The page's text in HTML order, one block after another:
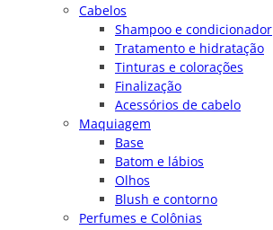
Cabelos
Shampoo e condicionador
Tratamento e hidratação
Tinturas e colorações
Finalização
Acessórios de cabelo
Maquiagem
Base
Batom e lábios
Olhos
Blush e contorno
Perfumes e Colônias